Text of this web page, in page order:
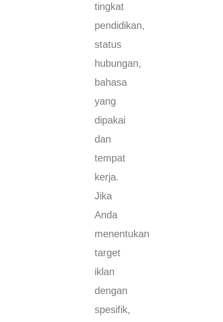
tingkat
pendidikan,
status
hubungan,
bahasa
yang
dipakai
dan
tempat
kerja.
Jika
Anda
menentukan
target
iklan
dengan
spesifik,